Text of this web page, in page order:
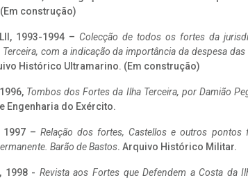
construção)
1993-1994 – Colecção de todos os fortes da
com a indicação da importância da despesa
Histórico Ultramarino. (Em construção)
Tombos dos Fortes da Ilha Terceira, por Damião
Engenharia do Exército.
1997 – Relação dos fortes, Castellos e outros pontos
Barão de Bastos. Arquivo Histórico Militar.
1998 - Revista aos Fortes que Defendem a Costa da